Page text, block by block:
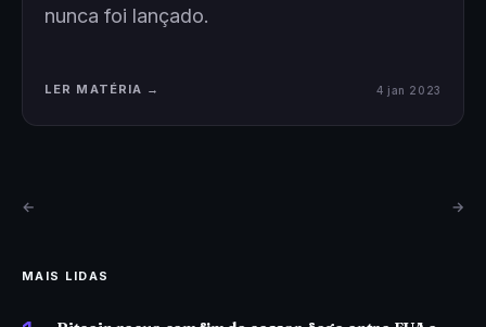
nunca foi lançado.
LER MATÉRIA → 4 jan 2023
← →
MAIS LIDAS